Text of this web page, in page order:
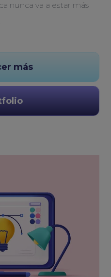
nunca va a estar más
más